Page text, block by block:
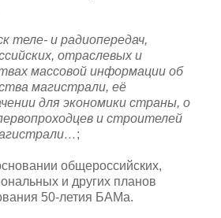
теле- и радиопередач,
отраслевых и
массовой информации об
магистрали, её
для экономики страны, о
и строителей
;
общероссийских,
и других планов
50-летия БАМа.